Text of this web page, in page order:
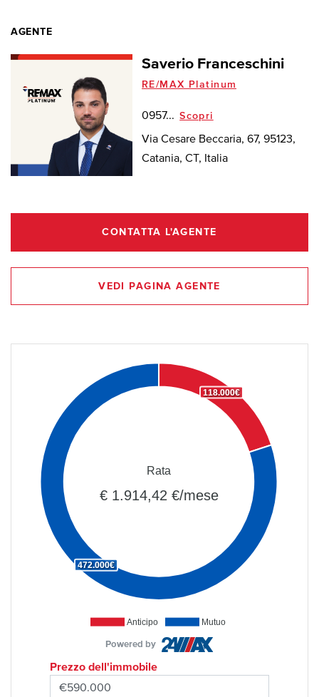
AGENTE
Saverio Franceschini
RE/MAX Platinum
0957... Scopri
Via Cesare Beccaria, 67, 95123,
Catania, CT, Italia
CONTATTA L'AGENTE
VEDI PAGINA AGENTE
Anticipo Mutuo
118.000€
472.000€
Rata
€ 1.914,42 €/mese
Powered by
Prezzo dell'immobile